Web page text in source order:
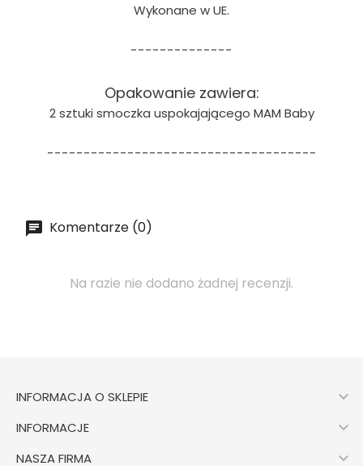
Wykonane w UE.
--------------
Opakowanie zawiera:
2 sztuki smoczka uspokajającego MAM Baby
-------------------------------------
Komentarze (0)
Na razie nie dodano żadnej recenzji.
INFORMACJA O SKLEPIE 
INFORMACJE 
NASZA FIRMA 